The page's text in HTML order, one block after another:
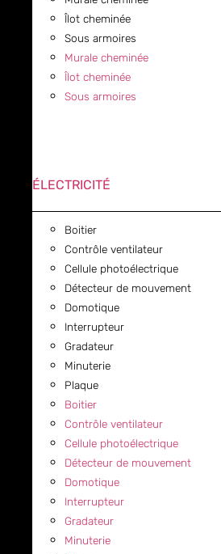
Îlot cheminée
Sous armoires
Murale cheminée
Îlot cheminée
Sous armoires
ÉLECTRICITÉ
Boitier
Contrôle ventilateur
Cellule photoélectrique
Détecteur de mouvement
Domotique
Interrupteur
Gradateur
Minuterie
Plaque
Boitier
Contrôle ventilateur
Cellule photoélectrique
Détecteur de mouvement
Domotique
Interrupteur
Gradateur
Minuterie